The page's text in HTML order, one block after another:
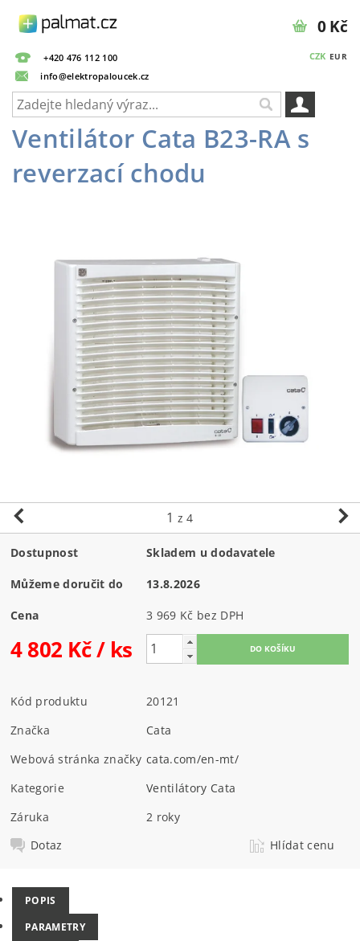
+420 476 112 100
info@elektropaloucek.cz
CZK EUR
0 Kč
Ventilátor Cata B23-RA s
reverzací chodu
1 z 4
Dostupnost Skladem u dodavatele
Můžeme doručit do 13.8.2026
Cena 3 969 Kč bez DPH
4 802 Kč/ ks
Kód produktu
20121
Značka
Cata
Webová stránka značky cata.com/en-mt/
Kategorie
Ventilátory Cata
Záruka
2 roky
Dotaz
Hlídat cenu
POPIS
PARAMETRY